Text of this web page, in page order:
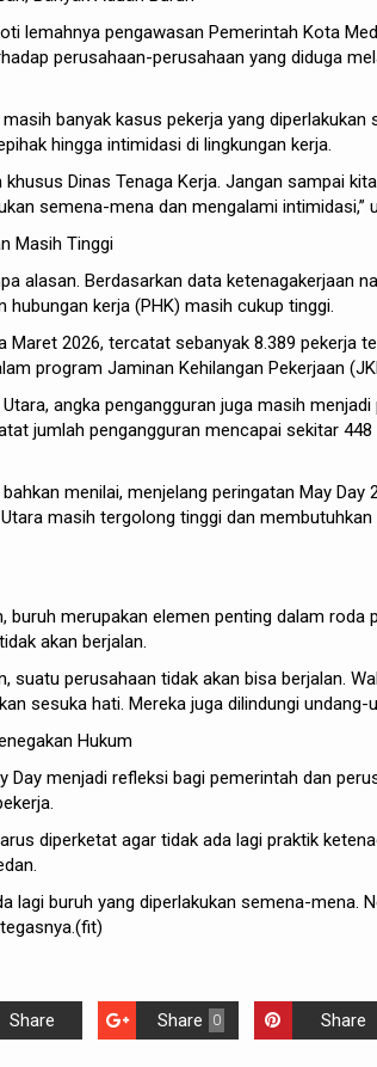
lemahnya pengawasan Pemerintah Kota
perusahaan-perusahaan yang diduga
banyak kasus pekerja yang diperlakukan
hingga intimidasi di lingkungan kerja.
khusus Dinas Tenaga Kerja. Jangan sampai
semena-mena dan mengalami intimidasi,”
Masih Tinggi
alasan. Berdasarkan data ketenagakerjaan
hubungan kerja (PHK) masih cukup tinggi.
Maret 2026, tercatat sebanyak 8.389 pekerja
program Jaminan Kehilangan Pekerjaan
angka pengangguran juga masih menjadi
jumlah pengangguran mencapai sekitar
menilai, menjelang peringatan May Day
masih tergolong tinggi dan
buruh merupakan elemen penting dalam roda
akan berjalan.
suatu perusahaan tidak akan bisa berjalan.
sesuka hati. Mereka juga dilindungi undang-
Hukum
Day menjadi refleksi bagi pemerintah dan
diperketat agar tidak ada lagi praktik
lagi buruh yang diperlakukan semena-mena.
Share 0
Share Share